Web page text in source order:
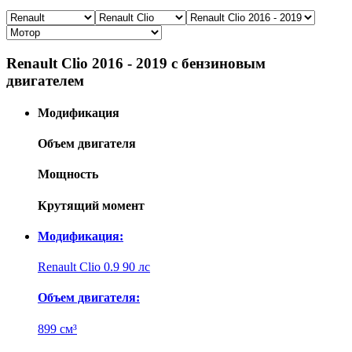
Renault Clio 2016 - 2019 с бензиновым
двигателем
Модификация
Объем двигателя
Мощность
Крутящий момент
Модификация:
Renault Clio 0.9 90 лс
Объем двигателя:
899 см³